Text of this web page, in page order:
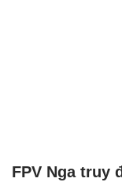
FPV Nga truy